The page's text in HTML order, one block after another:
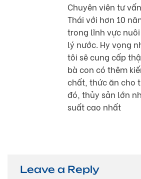
Chuyên viên tư
Thái với hơn 10
trong lĩnh vực
lý nước. Hy vọng
tôi sẽ cung cấp
bà con có thêm
chất, thức ăn cho
đó, thủy sản lớn
suất cao nhất
Leave a Reply